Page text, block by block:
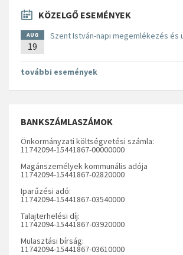
KÖZELGŐ ESEMÉNYEK
AUG
19
Szent István-napi megemlékezés és
további események
BANKSZÁMLASZÁMOK
Önkormányzati költségvetési számla:
11742094-15441867-00000000
Magánszemélyek kommunális adója
11742094-15441867-02820000
Iparűzési adó:
11742094-15441867-03540000
Talajterhelési díj:
11742094-15441867-03920000
Mulasztási bírság:
11742094-15441867-03610000